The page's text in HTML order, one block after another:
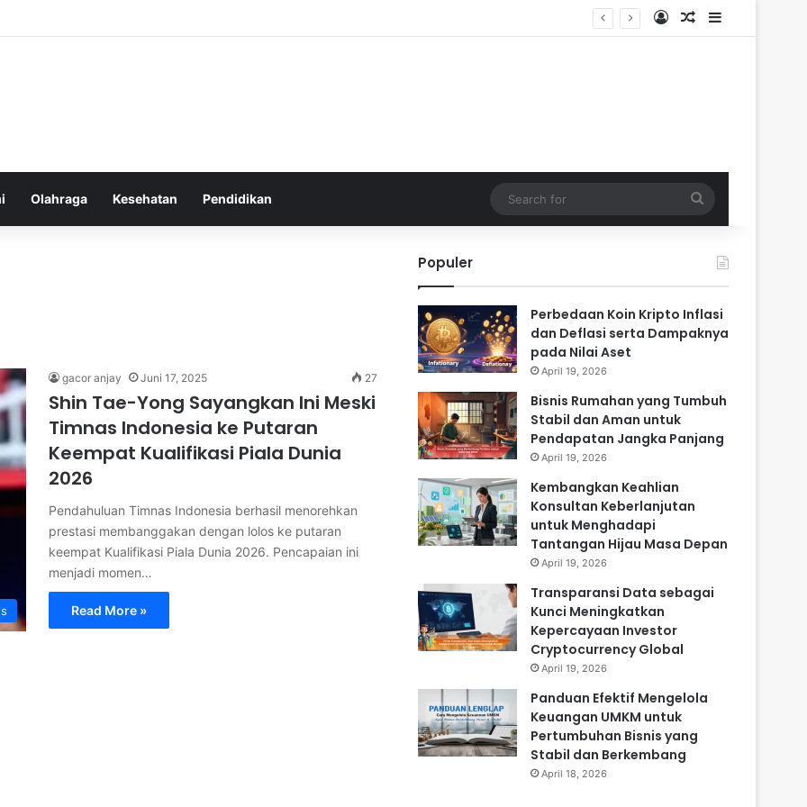
Log InRandom Article
Sidebar
Olahraga Kesehatan Pendidikan
for
gacor anjay Juni 17, 2025 27
Shin Tae-Yong Sayangkan Ini Meski
Timnas Indonesia ke Putaran
Keempat Kualifikasi Piala Dunia
2026
Pendahuluan Timnas Indonesia berhasil menorehkan
prestasi membanggakan dengan lolos ke putaran
keempat Kualifikasi Piala Dunia 2026. Pencapaian ini
menjadi momen…
Read More »
Populer
Perbedaan Koin Kripto Inflasi
dan Deflasi serta Dampaknya
pada Nilai Aset
April 19, 2026
Bisnis Rumahan yang Tumbuh
Stabil dan Aman untuk
Pendapatan Jangka Panjang
April 19, 2026
Kembangkan Keahlian
Konsultan Keberlanjutan
untuk Menghadapi
Tantangan Hijau Masa Depan
April 19, 2026
Transparansi Data sebagai
Kunci Meningkatkan
Kepercayaan Investor
Cryptocurrency Global
April 19, 2026
Panduan Efektif Mengelola
Keuangan UMKM untuk
Pertumbuhan Bisnis yang
Stabil dan Berkembang
April 18, 2026